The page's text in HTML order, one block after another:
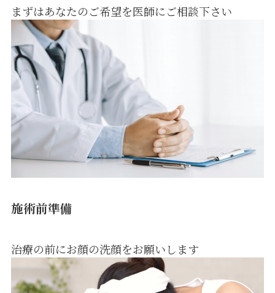
まずはあなたのご希望を医師にご相談下さい
施術前準備
治療の前にお顔の洗顔をお願いします